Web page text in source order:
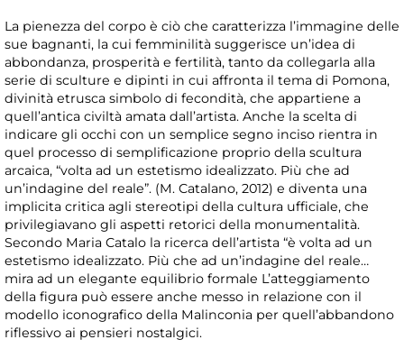
La pienezza del corpo è ciò che caratterizza l’immagine delle
sue bagnanti, la cui femminilità suggerisce un’idea di
abbondanza, prosperità e fertilità, tanto da collegarla alla
serie di sculture e dipinti in cui affronta il tema di Pomona,
divinità etrusca simbolo di fecondità, che appartiene a
quell’antica civiltà amata dall’artista. Anche la scelta di
indicare gli occhi con un semplice segno inciso rientra in
quel processo di semplificazione proprio della scultura
arcaica, “volta ad un estetismo idealizzato. Più che ad
un’indagine del reale”. (M. Catalano, 2012) e diventa una
implicita critica agli stereotipi della cultura ufficiale, che
privilegiavano gli aspetti retorici della monumentalità.
Secondo Maria Catalo la ricerca dell’artista “è volta ad un
estetismo idealizzato. Più che ad un’indagine del reale…
mira ad un elegante equilibrio formale L’atteggiamento
della figura può essere anche messo in relazione con il
modello iconografico della Malinconia per quell’abbandono
riflessivo ai pensieri nostalgici.